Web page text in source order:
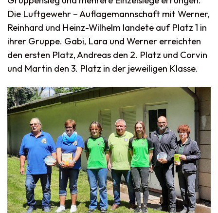
Die Luftgewehr – Auflagemannschaft mit Werner,
Reinhard und Heinz-Wilhelm landete auf Platz 1 in
ihrer Gruppe. Gabi, Lara und Werner erreichten
den ersten Platz, Andreas den 2. Platz und Corvin
und Martin den 3. Platz in der jeweiligen Klasse.